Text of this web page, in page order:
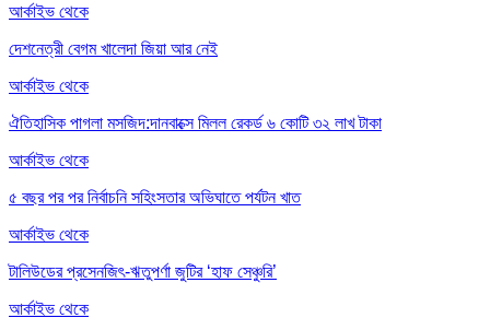
আর্কাইভ থেকে
দেশনেত্রী বেগম খালেদা জিয়া আর নেই
আর্কাইভ থেকে
ঐতিহাসিক পাগলা মসজিদ:দানবাক্সে মিলল রেকর্ড ৬ কোটি ৩২ লাখ টাকা
আর্কাইভ থেকে
৫ বছর পর পর নির্বাচনি সহিংসতার অভিঘাতে পর্যটন খাত
আর্কাইভ থেকে
টালিউডের প্রসেনজিৎ-ঋতুপর্ণা জুটির ‘হাফ সেঞ্চুরি’
আর্কাইভ থেকে